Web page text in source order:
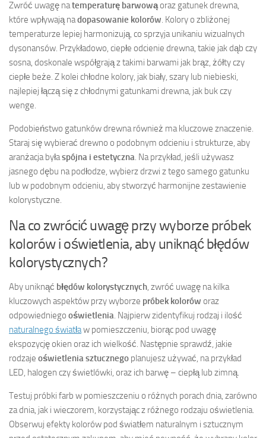
Zwróć uwagę natemperaturę barwowąoraz gatunek drewna,
które wpływają nadopasowanie kolorów . Kolory o zbliżonej
temperaturze lepiej harmonizują, co sprzyja unikaniu wizualnych
dysonansów. Przykładowo, ciepłe odcienie drewna, takie jak dąb czy
sosna, doskonale współgrają z takimi barwami jak brąz, żółty czy
ciepłe beże. Z kolei chłodne kolory, jak biały, szary lub niebieski,
najlepiej łączą się z chłodnymi gatunkami drewna, jak buk czy
wenge.
Podobieństwo gatunków drewna również ma kluczowe znaczenie.
Staraj się wybierać drewno o podobnym odcieniu i strukturze, aby
aranżacja byłaspójna i estetyczna . Na przykład, jeśli używasz
jasnego dębu na podłodze, wybierz drzwi z tego samego gatunku
lub w podobnym odcieniu, aby stworzyć harmonijne zestawienie
kolorystyczne.
Na co zwrócić uwagę przy wyborze próbek
kolorów i oświetlenia, aby uniknąć błędów
kolorystycznych?
Aby uniknąć błędów kolorystycznych , zwróć uwagę na kilka
kluczowych aspektów przy wyborze próbek kolorów oraz
odpowiedniego oświetlenia . Najpierw zidentyfikuj rodzaj i ilość
naturalnego światław pomieszczeniu, biorąc pod uwagę
ekspozycję okien oraz ich wielkość. Następnie sprawdź, jakie
rodzaje oświetlenia sztucznego planujesz używać, na przykład
LED, halogen czy świetlówki, oraz ich barwę – ciepłą lub zimną.
Testuj próbki farb w pomieszczeniu o różnych porach dnia, zarówno
za dnia, jak i wieczorem, korzystając z różnego rodzaju oświetlenia.
Obserwuj efekty kolorów pod światłem naturalnym i sztucznym